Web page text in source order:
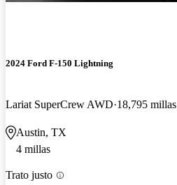
2024 Ford F-150 Lightning
Lariat SuperCrew AWD 18,795 millas
Austin, TX
4 millas
Trato justo